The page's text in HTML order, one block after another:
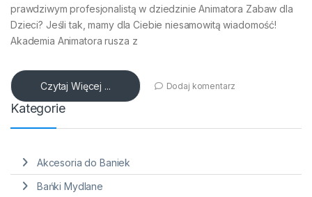
prawdziwym profesjonalistą w dziedzinie Animatora Zabaw dla
Dzieci? Jeśli tak, mamy dla Ciebie niesamowitą wiadomość!
Akademia Animatora rusza z
Czytaj Więcej ... Dodaj komentarz
Kategorie
Akcesoria do Baniek
Bańki Mydlane